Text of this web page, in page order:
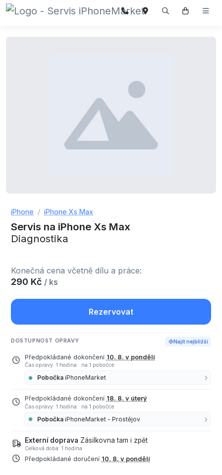
iPhone iPhone Xs Max
Servis na iPhone Xs Max
Diagnostika
Konečná cena včetně dílu a práce:
290 Kč / ks
Rezervovat
DOSTUPNOST OPRAVY Najít nejbližší
Předpokládané dokončení 10. 8. v pondělí
Čas opravy: 1 hodina · na 1 pobočce
Pobočka iPhoneMarket
Předpokládané dokončení 18. 8. v úterý
Čas opravy: 1 hodina · na 1 pobočce
Pobočka iPhoneMarket - Prostějov
Externí doprava Zásilkovna tam i zpět
Celková doba: 1 hodina
Předpokládané doručení 10. 8. v pondělí